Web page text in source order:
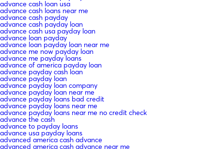
advance cash loan usa
advance cash loans near me
advance cash payday
advance cash payday loan
advance cash usa payday loan
advance loan payday
advance loan payday loan near me
advance me now payday loan
advance me payday loans
advance of america payday loan
advance payday cash loan
advance payday loan
advance payday loan company
advance payday loan near me
advance payday loans bad credit
advance payday loans near me
advance payday loans near me no credit check
advance the cash
advance to payday loans
advance usa payday loans
advanced america cash advance
advanced america cash advance near me